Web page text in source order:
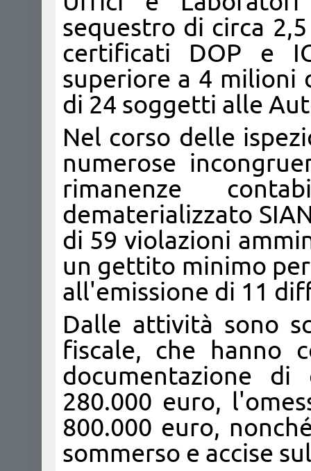
sequestro di circa
certificati DOP e
superiore a 4 milioni
di 24 soggetti alle
Nel corso delle
numerose
rimanenze
dematerializzato
di 59 violazioni
un gettito minimo
all'emissione di 11
Dalle attività sono
fiscale, che hanno
documentazione
280.000 euro,
800.000 euro,
sommerso e accise